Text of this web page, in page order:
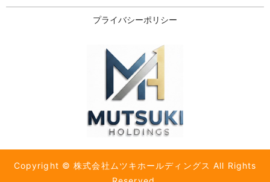
プライバシーポリシー
Copyright © 株式会社ムツキホールディングス All Rights